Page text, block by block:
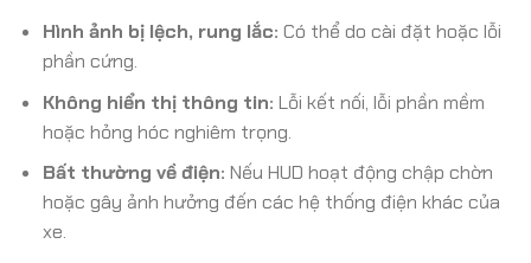
Hình ảnh bị lệch, rung lắc: Có thể do cài đặt hoặc lỗi
phần cứng.
Không hiển thị thông tin: Lỗi kết nối, lỗi phần mềm
hoặc hỏng hóc nghiêm trọng.
Bất thường về điện: Nếu HUD hoạt động chập chờn
hoặc gây ảnh hưởng đến các hệ thống điện khác của
xe.